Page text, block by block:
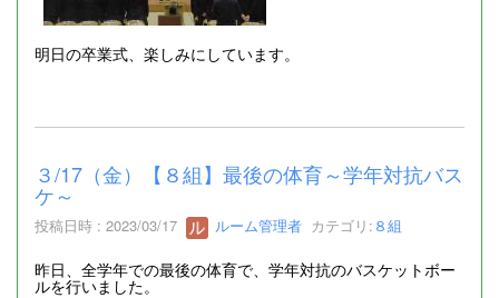
明日の卒業式、楽しみにしています。
３/17（金）【８組】最後の体育～学年対抗バス
ケ～
投稿日時 : 2023/03/17 ルーム管理者 カテゴリ: ８組
昨日、全学年での最後の体育で、学年対抗のバスケットボー
ルを行いました。